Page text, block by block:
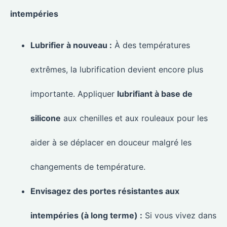
intempéries
Lubrifier à nouveau : À des températures
extrêmes, la lubrification devient encore plus
importante. Appliquer lubrifiant à base de
silicone aux chenilles et aux rouleaux pour les
aider à se déplacer en douceur malgré les
changements de température.
Envisagez des portes résistantes aux
intempéries (à long terme) : Si vous vivez dans